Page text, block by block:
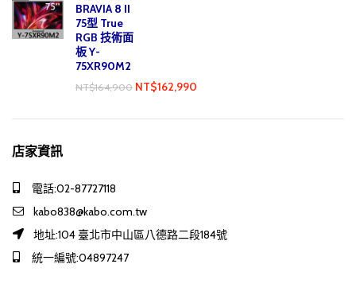
BRAVIA 8 II
75型 True
RGB 技術面
板 Y-
75XR90M2
NT$164,900 NT$162,990
店家資訊
電話:02-87727118
kabo838@kabo.com.tw
地址:104 臺北市中山區八德路二段184號
統一編號:04897247